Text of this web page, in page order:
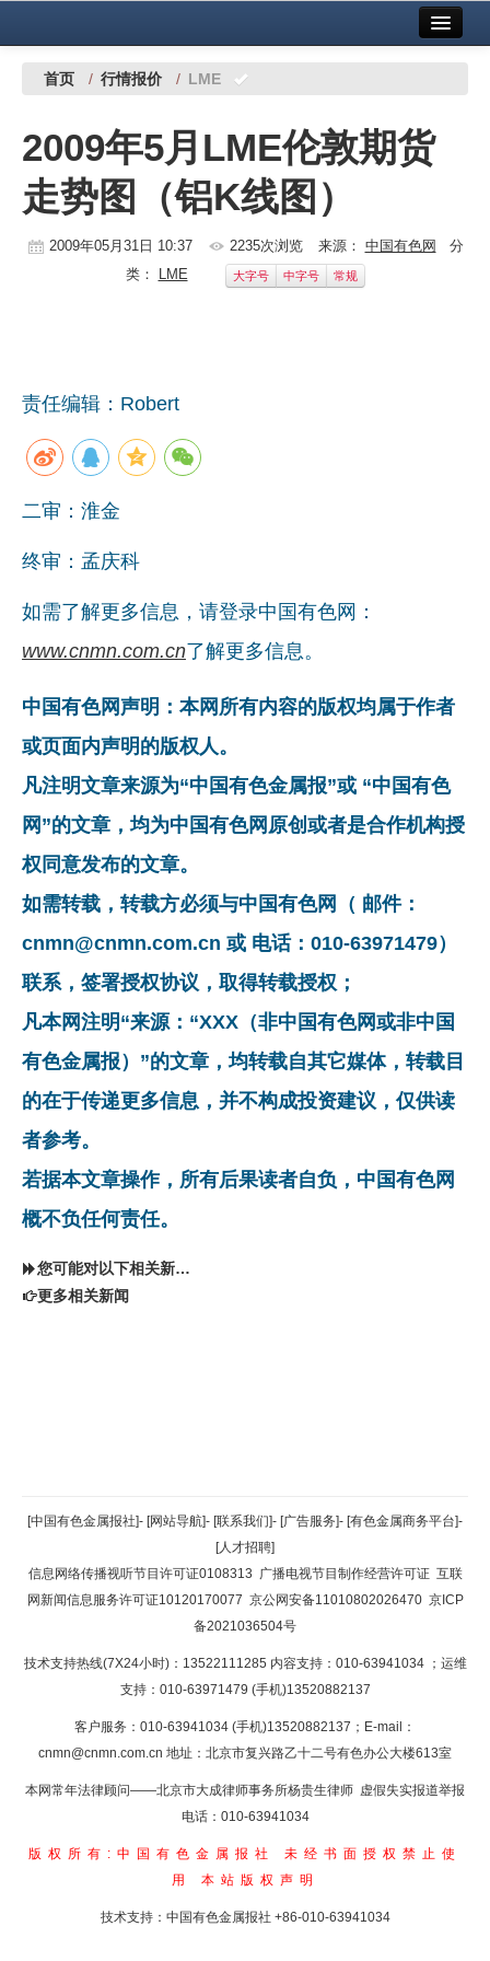
中国有色金属报社主办 广告服务
铜镍铅锌
铝
稀有稀土
党建工作
企业文化
《资源再生》杂志
行情报价
数字报
首页 / 行情报价 / LME
2009年5月LME伦敦期货
走势图（铝K线图）
2009年05月31日 10:37 2235次浏览 来源： 中国有色网 分
类：
LME 大字号 中字号 常规
责任编辑：Robert
二审：淮金
终审：孟庆科
如需了解更多信息，请登录中国有色网：
www.cnmn.com.cn了解更多信息。
中国有色网声明：本网所有内容的版权均属于作者
或页面内声明的版权人。
凡注明文章来源为“中国有色金属报”或 “中国有色
网”的文章，均为中国有色网原创或者是合作机构授
权同意发布的文章。
如需转载，转载方必须与中国有色网（ 邮件：
cnmn@cnmn.com.cn 或 电话：010-63971479）
联系，签署授权协议，取得转载授权；
凡本网注明“来源：“XXX（非中国有色网或非中国
有色金属报）”的文章，均转载自其它媒体，转载目
的在于传递更多信息，并不构成投资建议，仅供读
者参考。
若据本文章操作，所有后果读者自负，中国有色网
概不负任何责任。
您可能对以下相关新闻同样感兴趣
更多相关新闻
返回顶部
返回首页
[中国有色金属报社]- [网站导航]- [联系我们]- [广告服务]- [有色金属商务平台]-
[人才招聘]
信息网络传播视听节目许可证0108313 广播电视节目制作经营许可证 互联
网新闻信息服务许可证10120170077 京公网安备11010802026470 京ICP
备2021036504号
技术支持热线(7X24小时)：13522111285 内容支持：010-63941034 ；运维
支持：010-63971479 (手机)13520882137
客户服务：010-63941034 (手机)13520882137；E-mail：
cnmn@cnmn.com.cn 地址：北京市复兴路乙十二号有色办公大楼613室
本网常年法律顾问——北京市大成律师事务所杨贵生律师 虚假失实报道举报
电话：010-63941034
版权所有:中国有色金属报社
未经书面授权禁止使
用 本站版权声明
技术支持：中国有色金属报社 +86-010-63941034